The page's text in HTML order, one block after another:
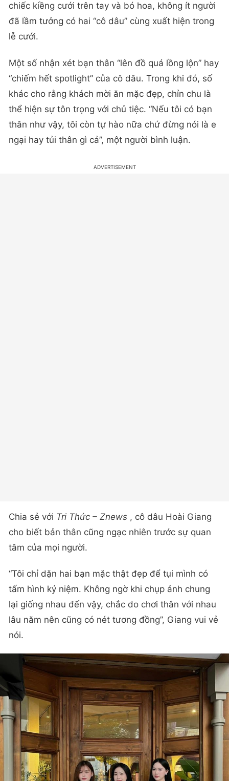
chiếc kiềng cưới trên tay và bó hoa, không ít người
đã lầm tưởng có hai “cô dâu” cùng xuất hiện trong
lễ cưới.
Một số nhận xét bạn thân “lên đồ quá lồng lộn” hay
“chiếm hết spotlight” của cô dâu. Trong khi đó, số
khác cho rằng khách mời ăn mặc đẹp, chỉn chu là
thể hiện sự tôn trọng với chủ tiệc. “Nếu tôi có bạn
thân như vậy, tôi còn tự hào nữa chứ đừng nói là e
ngại hay tủi thân gì cả”, một người bình luận.
Chia sẻ với Tri Thức – Znews , cô dâu Hoài Giang
cho biết bản thân cũng ngạc nhiên trước sự quan
tâm của mọi người.
“Tôi chỉ dặn hai bạn mặc thật đẹp để tụi mình có
tấm hình kỷ niệm. Không ngờ khi chụp ảnh chung
lại giống nhau đến vậy, chắc do chơi thân với nhau
lâu năm nên cũng có nét tương đồng”, Giang vui vẻ
nói.